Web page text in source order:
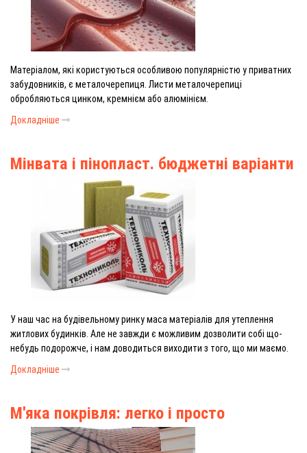
Матеріалом, які користуються особливою популярністю у приватних
забудовників, є металочерепиця. Листи металочерепиці
обробляються цинком, кремнієм або алюмінієм.
Докладніше
Мінвата і пінопласт. бюджетні варіанти
У наш час на будівельному ринку маса матеріалів для утеплення
житлових будинків. Але не завжди є можливим дозволити собі що-
небудь подорожче, і нам доводиться виходити з того, що ми маємо.
Докладніше
М'яка покрівля: легко і просто